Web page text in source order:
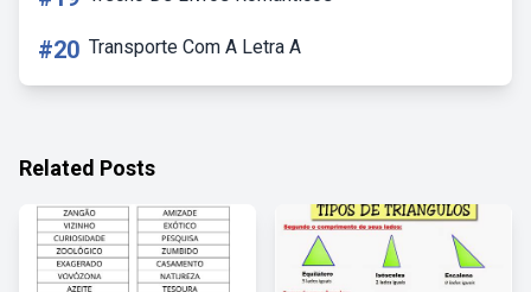
#20 Transporte Com A Letra A
Related Posts